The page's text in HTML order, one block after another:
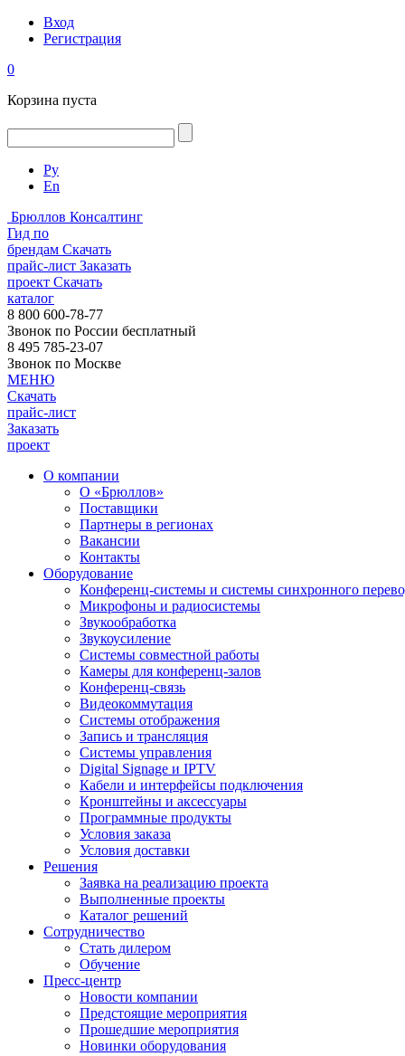
Вход
Регистрация
0
Корзина пуста
Ру
En
Брюллов Консалтинг
Гид по
брендам Скачать
прайс-лист Заказать
проект Скачать
каталог
8 800 600-78-77
Звонок по России бесплатный
8 495 785-23-07
Звонок по Москве
МЕНЮ
Скачать
прайс-лист
Заказать
проект
О компании
О «Брюллов»
Поставщики
Партнеры в регионах
Вакансии
Контакты
Оборудование
Конференц-системы и системы синхронного
Микрофоны и радиосистемы
Звукообработка
Звукоусиление
Системы совместной работы
Камеры для конференц-залов
Конференц-связь
Видеокоммутация
Системы отображения
Запись и трансляция
Системы управления
Digital Signage и IPTV
Кабели и интерфейсы подключения
Кронштейны и аксессуары
Программные продукты
Условия заказа
Условия доставки
Решения
Заявка на реализацию проекта
Выполненные проекты
Каталог решений
Сотрудничество
Стать дилером
Обучение
Пресс-центр
Новости компании
Предстоящие мероприятия
Прошедшие мероприятия
Новинки оборудования